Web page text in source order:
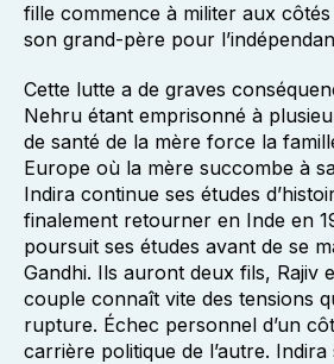
fille commence à militer aux
son grand-père pour
Cette lutte a de graves
Nehru étant emprisonné à
de santé de la mère force la
Europe où la mère succombe à
Indira continue ses études
finalement retourner en Inde en
poursuit ses études avant de se
Gandhi. Ils auront deux fils, Rajiv
couple connaît vite des tensions
rupture. Échec personnel d’un
carrière politique de l’autre.